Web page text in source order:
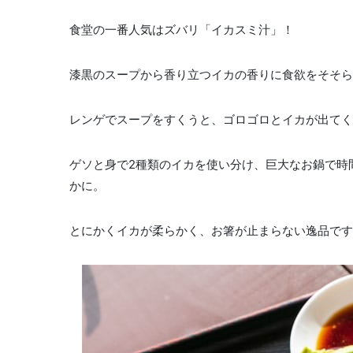
食堂の一番人気はズバリ「イカスミ汁」！
漆黒のスープから香り立つイカの香りに食欲をそそ
レンゲでスープをすくうと、ゴロゴロとイカが出て
ゲソと身で2種類のイカを使い分け、巨大なお鍋で
かに。
とにかくイカが柔らかく、お箸が止まらない逸品で